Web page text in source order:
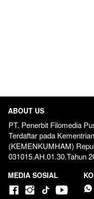
ABOUT US
PT. Penerbit Filomedia
Terdaftar pada
(KEMENKUMHAM)
031015.AH.01.30.Tahun
MEDIA SOSIAL